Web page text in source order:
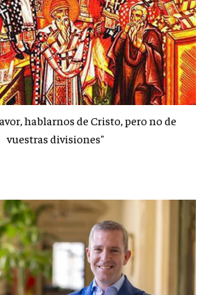
hablarnos de Cristo, pero no de
vuestras divisiones"